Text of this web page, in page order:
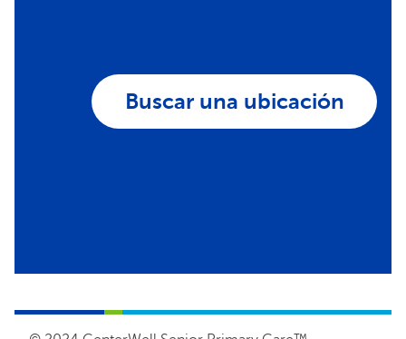
Buscar una ubicación